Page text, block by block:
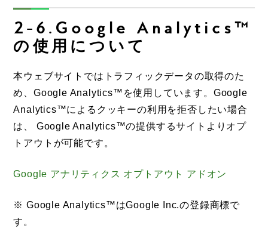
2-6.Google Analytics™
の使用について
本ウェブサイトではトラフィックデータの取得のた
め、Google Analytics™を使用しています。Google
Analytics™によるクッキーの利用を拒否したい場合
は、 Google Analytics™の提供するサイトよりオプ
トアウトが可能です。
Google アナリティクス オプトアウト アドオン
※ Google Analytics™はGoogle Inc.の登録商標で
す。